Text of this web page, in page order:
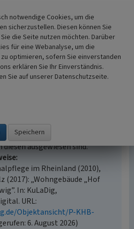
Geländebegehung/-
Inhalt ist urheberrechtlich
Medien unterliegen
urheberrechtlichen
diesen ausgewiesen sind.
im Rheinland (2010),
(2017): „Wohngebäude „Hof
In: KuLaDig,
URL:
Objektansicht/P-KHB-
6. August 2026)
notwendige Cookies, um die
sicherzustellen. Diesen können Sie
die Seite nutzen möchten. Darüber
für eine Webanalyse, um die
optimieren, sofern Sie einverstanden
erklären Sie Ihr Einverständnis.
Sie auf unserer Datenschutzseite.